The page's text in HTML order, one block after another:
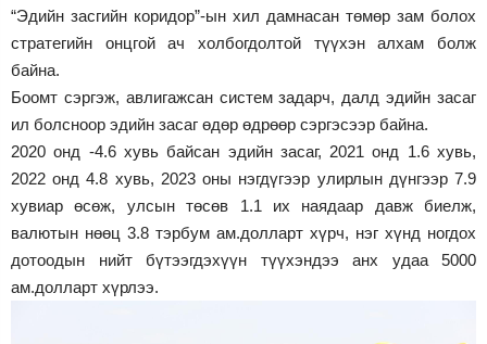
“Эдийн засгийн коридор”-ын хил дамнасан төмөр зам болох
стратегийн онцгой ач холбогдолтой түүхэн алхам болж
байна.
Боомт сэргэж, авлигажсан систем задарч, далд эдийн засаг
ил болсноор эдийн засаг өдөр өдрөөр сэргэсээр байна.
2020 онд -4.6 хувь байсан эдийн засаг, 2021 онд 1.6 хувь,
2022 онд 4.8 хувь, 2023 оны нэгдүгээр улирлын дүнгээр 7.9
хувиар өсөж, улсын төсөв 1.1 их наядаар давж биелж,
валютын нөөц 3.8 тэрбум ам.долларт хүрч, нэг хүнд ногдох
дотоодын нийт бүтээгдэхүүн түүхэндээ анх удаа 5000
ам.долларт хүрлээ.